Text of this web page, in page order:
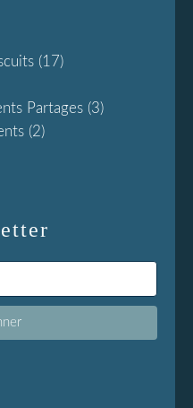
(17)
Partages (3)
(2)